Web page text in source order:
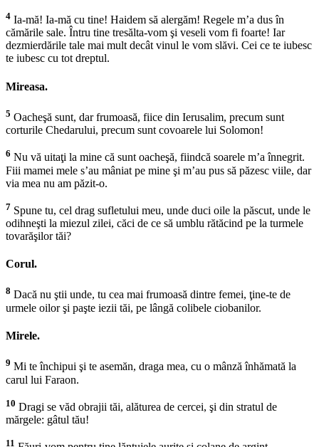
4 Ia-mă! Ia-mă cu tine! Haidem să alergăm! Regele m’a dus în
cămările sale. Întru tine tresălta-vom şi veseli vom fi foarte! Iar
dezmierdările tale mai mult decât vinul le vom slăvi. Cei ce te iubesc
te iubesc cu tot dreptul.
Mireasa.
5 Oacheşă sunt, dar frumoasă, fiice din Ierusalim, precum sunt
corturile Chedarului, precum sunt covoarele lui Solomon!
6 Nu vă uitaţi la mine că sunt oacheşă, fiindcă soarele m’a înnegrit.
Fiii mamei mele s’au mâniat pe mine şi m’au pus să păzesc viile, dar
via mea nu am păzit-o.
7 Spune tu, cel drag sufletului meu, unde duci oile la păscut, unde le
odihneşti la miezul zilei, căci de ce să umblu rătăcind pe la turmele
tovarăşilor tăi?
Corul.
8 Dacă nu ştii unde, tu cea mai frumoasă dintre femei, ţine-te de
urmele oilor şi paşte iezii tăi, pe lângă colibele ciobanilor.
Mirele.
9 Mi te închipui şi te asemăn, draga mea, cu o mânză înhămată la
carul lui Faraon.
10 Dragi se văd obrajii tăi, alăturea de cercei, şi din stratul de
mărgele: gâtul tău!
11